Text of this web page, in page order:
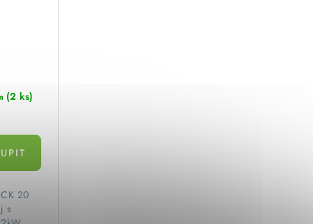
(2 ks)
20
s